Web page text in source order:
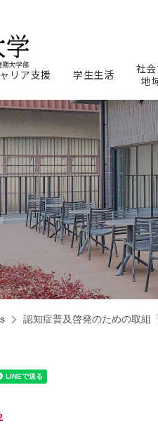
リア支援 学生生活
社会
地
認知症普及啓発のための取組